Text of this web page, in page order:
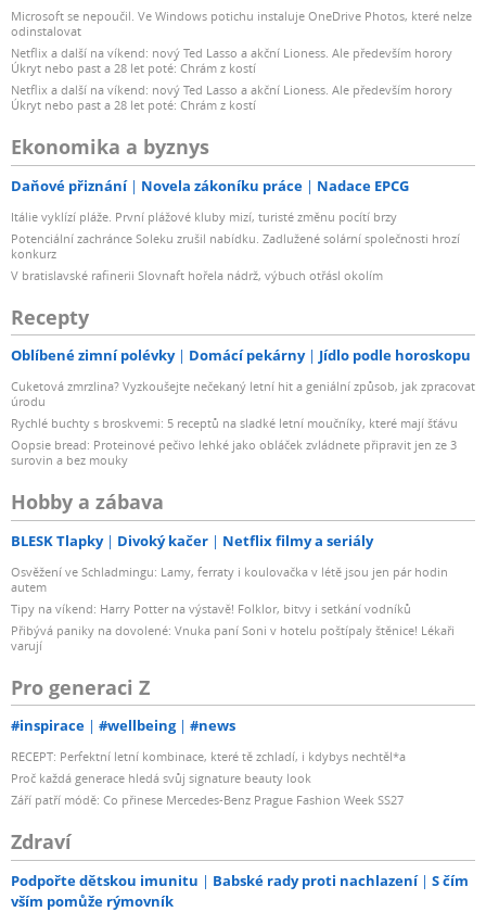
Microsoft se nepoučil. Ve Windows potichu instaluje OneDrive Photos, které nelze
odinstalovat
Netflix a další na víkend: nový Ted Lasso a akční Lioness. Ale především horory
Úkryt nebo past a 28 let poté: Chrám z kostí
Netflix a další na víkend: nový Ted Lasso a akční Lioness. Ale především horory
Úkryt nebo past a 28 let poté: Chrám z kostí
Ekonomika a byznys
Daňové přiznání Novela zákoníku práce Nadace EPCG
Itálie vyklízí pláže. První plážové kluby mizí, turisté změnu pocítí brzy
Potenciální zachránce Soleku zrušil nabídku. Zadlužené solární společnosti hrozí
konkurz
V bratislavské rafinerii Slovnaft hořela nádrž, výbuch otřásl okolím
Recepty
Oblíbené zimní polévky Domácí pekárny Jídlo podle horoskopu
Cuketová zmrzlina? Vyzkoušejte nečekaný letní hit a geniální způsob, jak zpracovat
úrodu
Rychlé buchty s broskvemi: 5 receptů na sladké letní moučníky, které mají šťávu
Oopsie bread: Proteinové pečivo lehké jako obláček zvládnete připravit jen ze 3
surovin a bez mouky
Hobby a zábava
BLESK Tlapky Divoký kačer Netflix filmy a seriály
Osvěžení ve Schladmingu: Lamy, ferraty i koulovačka v létě jsou jen pár hodin
autem
Tipy na víkend: Harry Potter na výstavě! Folklor, bitvy i setkání vodníků
Přibývá paniky na dovolené: Vnuka paní Soni v hotelu poštípaly štěnice! Lékaři
varují
Pro generaci Z
#inspirace #wellbeing #news
RECEPT: Perfektní letní kombinace, které tě zchladí, i kdybys nechtěl*a
Proč každá generace hledá svůj signature beauty look
Září patří módě: Co přinese Mercedes-Benz Prague Fashion Week SS27
Zdraví
Podpořte dětskou imunitu Babské rady proti nachlazení
S čím
vším pomůže rýmovník